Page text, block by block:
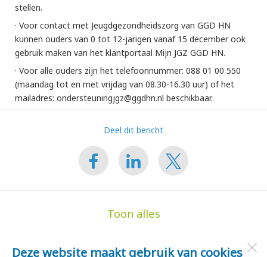
Deze website maakt gebruik van cookies
stellen.
· Voor contact met Jeugdgezondheidszorg van GGD HN
kunnen ouders van 0 tot 12-jarigen vanaf 15 december ook
gebruik maken van het klantportaal Mijn JGZ GGD HN.
· Voor alle ouders zijn het telefoonnummer: 088 01 00 550
(maandag tot en met vrijdag van 08.30-16.30 uur) of het
mailadres: ondersteuningjgz@ggdhn.nl beschikbaar.
Deel dit bericht
Toon alles